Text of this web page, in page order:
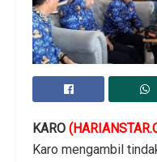
KARO
Karo mengambil